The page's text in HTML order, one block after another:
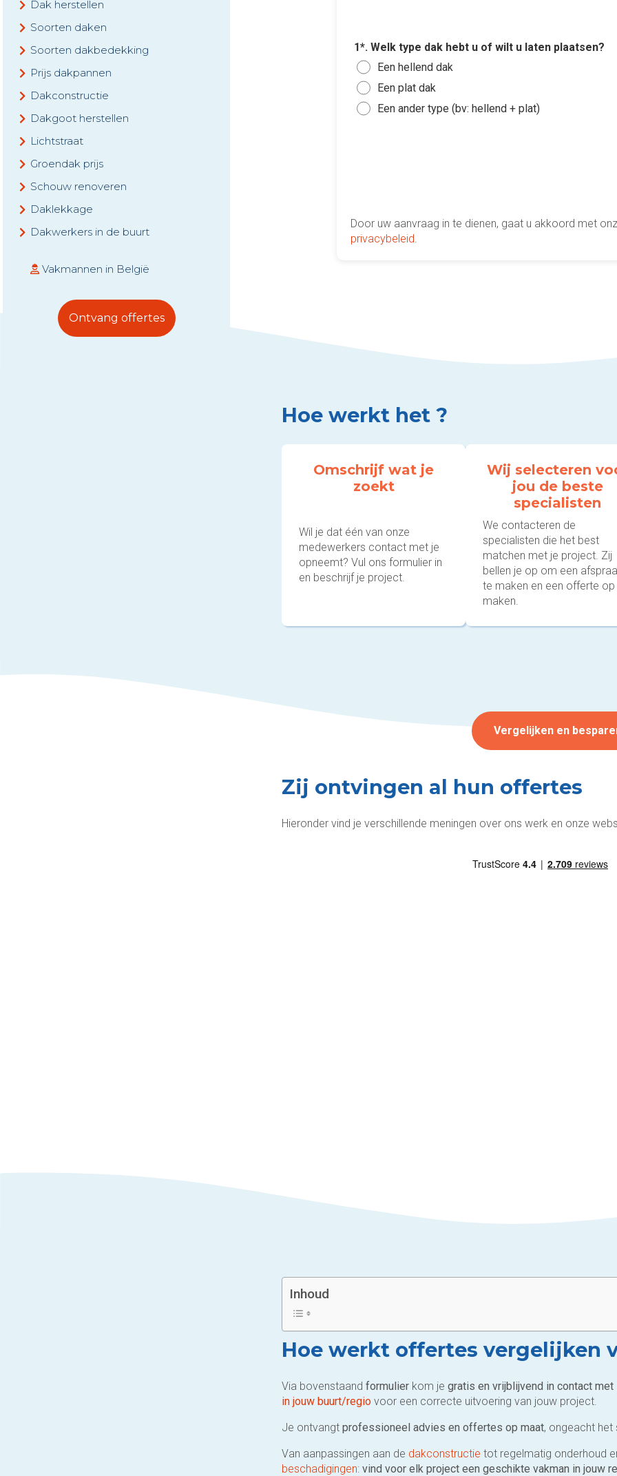
Dak herstellen
Soorten daken
Soorten dakbedekking
Prijs dakpannen
Dakconstructie
Dakgoot herstellen
Lichtstraat
Groendak prijs
Schouw renoveren
Daklekkage
Dakwerkers in de buurt
Vakmannen in België
Ontvang offertes
1*. Welk type dak hebt u of wilt u laten plaatsen?
Een hellend dak
Een plat dak
Een ander type (bv: hellend + plat)
Door uw aanvraag in te dienen, gaat u akkoord met
privacybeleid.
Hoe werkt het ?
Omschrijf wat je
zoekt
Wil je dat één van onze
medewerkers contact met je
opneemt? Vul ons formulier in
en beschrijf je project.
Wij selecteren
jou de beste
specialisten
We contacteren de
specialisten die het best
matchen met je project. Zij
bellen je op om een
te maken en een offerte op
maken.
Vergelijken en
Zij ontvingen al hun offertes
Hieronder vind je verschillende meningen over ons werk en onze
Inhoud
Hoe werkt offertes vergelijken
Via bovenstaand formulier kom je gratis en vrijblijvend in contact
in jouw buurt/regio voor een correcte uitvoering van jouw project.
Je ontvangt professioneel advies en offertes op maat, ongeacht
Van aanpassingen aan de dakconstructie tot regelmatig onderhoud
beschadigingen: vind voor elk project een geschikte vakman in jouw